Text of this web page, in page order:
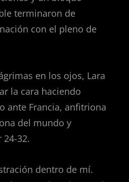
terminaron de
con el pleno de
en los ojos, Lara
la cara haciendo
ante Francia, anfitriona
del mundo y
32.
dentro de mí.